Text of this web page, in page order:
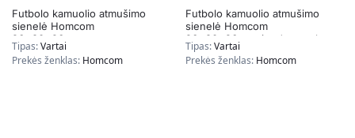
Futbolo kamuolio atmušimo
sienelė Homcom
96x80x96cm.,
raudonos/juodos spalvos
Tipas:Vartai
Prekės ženklas: Homcom
Futbolo kamuolio atmušimo
sienelė Homcom
96x80x96cm., juodos spalvos
Tipas:Vartai
Prekės ženklas: Homcom